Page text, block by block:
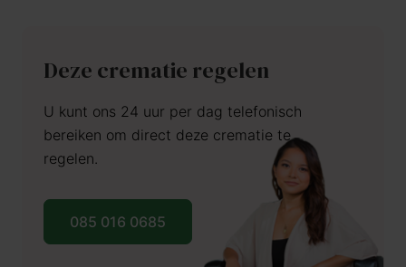
Deze crematie regelen
U kunt ons 24 uur per dag telefonisch
bereiken om direct deze crematie te
regelen.
085 016 0685